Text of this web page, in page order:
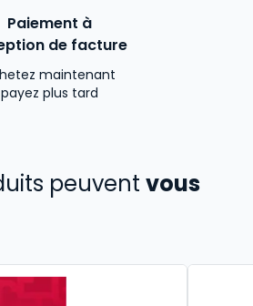
Paiement à
de facture
maintenant
payez plus tard
peuvent vous